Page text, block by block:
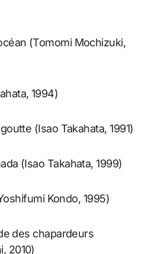
(Tomomi Mochizuki,
1994)
(Isao Takahata, 1991)
(Isao Takahata, 1999)
Kondo, 1995)
des chapardeurs
2010)